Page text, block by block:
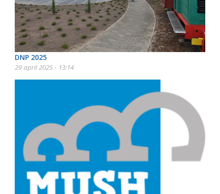
DNP 2025
29 april 2025 - 13:14